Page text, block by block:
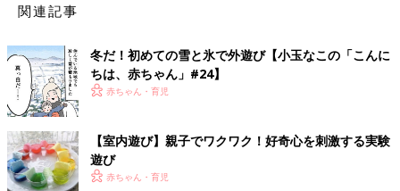
を凍らせると、可愛い氷が出来上がります。キラキラと宝物のよ
うに見えて、子どもたちのワクワクした気持ちを高めてくれま
す。
③色水氷を作ってみよう
絵の具や食紅を水に混ぜて作ると、色水氷ができます。色を混ぜ
関連記事
冬だ！初めての雪と氷で外遊び【小玉なこの「こんに
ちは、赤ちゃん」#24】
赤ちゃん・育児
【室内遊び】親子でワクワク！好奇心を刺激する実験
遊び
赤ちゃん・育児